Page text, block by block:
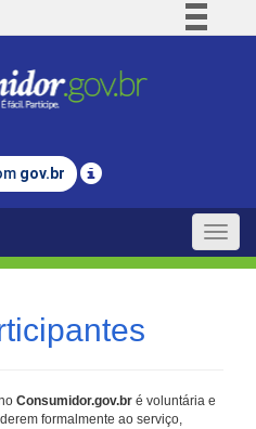
Comunica BR
Legislação
gov.br
Toggle
Consumidor.gov.br é voluntária e
formalmente ao serviço,